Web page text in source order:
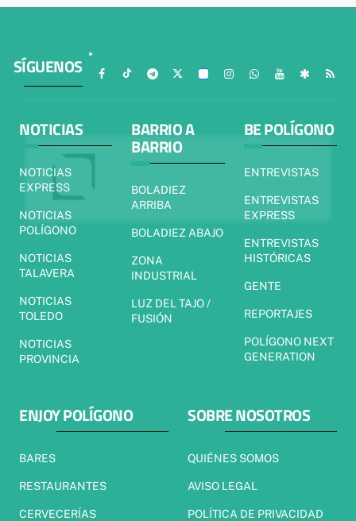
SÍGUENOS
NOTICIAS
NOTICIAS
EXPRESS
NOTICIAS
POLÍGONO
NOTICIAS
TALAVERA
NOTICIAS
TOLEDO
NOTICIAS
PROVINCIA
BARRIO A
BARRIO
BOLADIEZ
ARRIBA
BOLADIEZ ABAJO
ZONA
INDUSTRIAL
LUZ DEL TAJO /
FUSIÓN
BE POLÍGONO
ENTREVISTAS
ENTREVISTAS
EXPRESS
ENTREVISTAS
HISTÓRICAS
GENTE
REPORTAJES
POLÍGONO NEXT
GENERATION
ENJOY POLÍGONO
BARES
RESTAURANTES
CERVECERÍAS
SOBRE NOSOTROS
QUIÉNES SOMOS
AVISO LEGAL
POLÍTICA DE PRIVACIDAD